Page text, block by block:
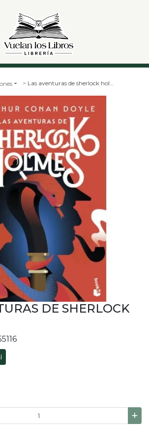
Las aventuras de sherlock holmes
DE SHERLOCK